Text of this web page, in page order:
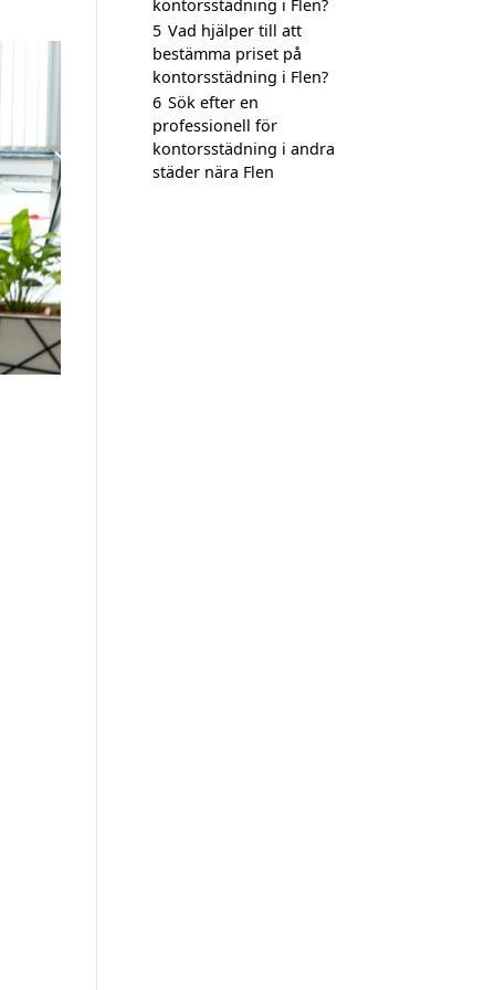
kontorsstädning i Flen?
5 Vad hjälper till att
bestämma priset på
kontorsstädning i Flen?
6 Sök efter en
professionell för
kontorsstädning i andra
städer nära Flen